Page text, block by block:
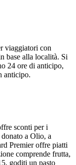
viaggiatori con
base alla località. Si
24 ore di anticipo,
anticipo.
sconti per i
a Olio, a
Premier offre piatti
comprende frutta,
goditi un pasto